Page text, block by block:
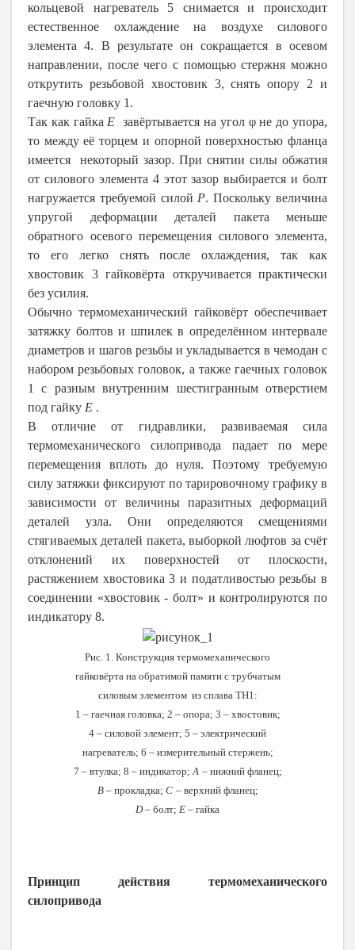
кольцевой нагреватель 5 снимается и происходит
естественное охлаждение на воздухе силового
элемента 4. В результате он сокращается в осевом
направлении, после чего с помощью стержня можно
открутить резьбовой хвостовик 3, снять опору 2 и
гаечную головку 1.
Так как гайка E завёртывается на угол φ не до упора,
то между её торцем и опорной поверхностью фланца
имеется некоторый зазор. При снятии силы обжатия
от силового элемента 4 этот зазор выбирается и болт
нагружается требуемой силой P. Поскольку величина
упругой деформации деталей пакета меньше
обратного осевого перемещения силового элемента,
то его легко снять после охлаждения, так как
хвостовик 3 гайковёрта откручивается практически
без усилия.
Обычно термомеханический гайковёрт обеспечивает
затяжку болтов и шпилек в определённом интервале
диаметров и шагов резьбы и укладывается в чемодан с
набором резьбовых головок, а также гаечных головок
1 с разным внутренним шестигранным отверстием
под гайку E .
В отличие от гидравлики, развиваемая сила
термомеханического силопривода падает по мере
перемещения вплоть до нуля. Поэтому требуемую
силу затяжки фиксируют по тарировочному графику в
зависимости от величины паразитных деформаций
деталей узла. Они определяются смещениями
стягиваемых деталей пакета, выборкой люфтов за счёт
отклонений их поверхностей от плоскости,
растяжением хвостовика 3 и податливостью резьбы в
соединении «хвостовик - болт» и контролируются по
индикатору 8.
Рис. 1. Конструкция термомеханического
гайковёрта на обратимой памяти с трубчатым
силовым элементом из сплава ТН1:
1 – гаечная головка; 2 – опора; 3 – хвостовик;
4 – силовой элемент; 5 – электрический
нагреватель; 6 – измерительный стержень;
7 – втулка; 8 – индикатор; A – нижний фланец;
B–прокладка; C – верхний фланец;
D– болт; E – гайка
Принцип действия термомеханического
силопривода